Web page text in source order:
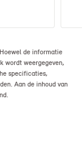
de informatie
wordt weergegeven,
specificaties,
Aan de inhoud van